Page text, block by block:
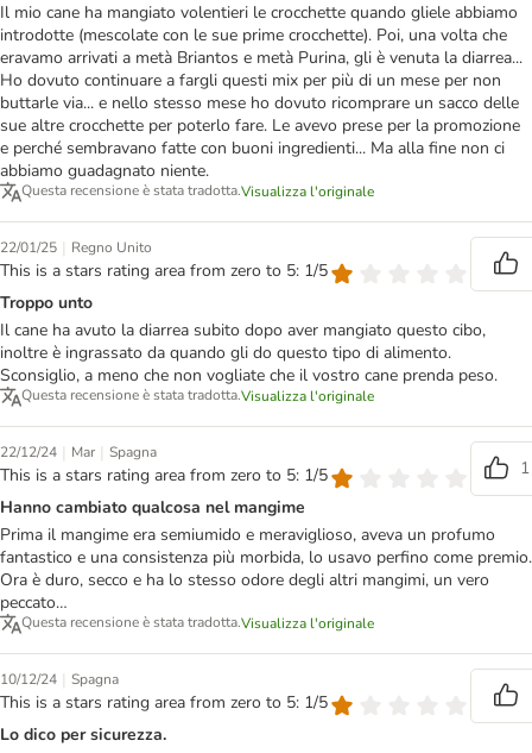
Il mio cane ha mangiato volentieri le crocchette quando gliele abbiamo
introdotte (mescolate con le sue prime crocchette). Poi, una volta che
eravamo arrivati a metà Briantos e metà Purina, gli è venuta la diarrea...
Ho dovuto continuare a fargli questi mix per più di un mese per non
buttarle via... e nello stesso mese ho dovuto ricomprare un sacco delle
sue altre crocchette per poterlo fare. Le avevo prese per la promozione
e perché sembravano fatte con buoni ingredienti... Ma alla fine non ci
abbiamo guadagnato niente.
Questa recensione è stata tradotta.Visualizza l'originale
22/01/25 | Regno Unito
This is a stars rating area from zero to 5: 1/5
Troppo unto
Il cane ha avuto la diarrea subito dopo aver mangiato questo cibo,
inoltre è ingrassato da quando gli do questo tipo di alimento.
Sconsiglio, a meno che non vogliate che il vostro cane prenda peso.
Questa recensione è stata tradotta.Visualizza l'originale
22/12/24 | Mar | Spagna
This is a stars rating area from zero to 5: 1/5
1
Hanno cambiato qualcosa nel mangime
Prima il mangime era semiumido e meraviglioso, aveva un profumo
fantastico e una consistenza più morbida, lo usavo perfino come premio.
Ora è duro, secco e ha lo stesso odore degli altri mangimi, un vero
peccato…
Questa recensione è stata tradotta.Visualizza l'originale
10/12/24 | Spagna
This is a stars rating area from zero to 5: 1/5
Lo dico per sicurezza.